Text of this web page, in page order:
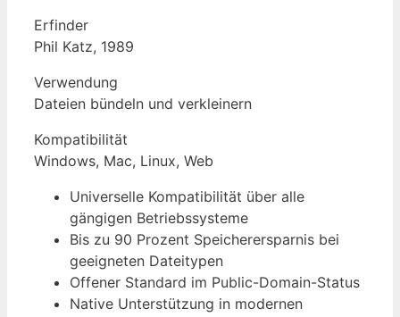
Erfinder
Phil Katz, 1989
Verwendung
Dateien bündeln und verkleinern
Kompatibilität
Windows, Mac, Linux, Web
Universelle Kompatibilität über alle
gängigen Betriebssysteme
Bis zu 90 Prozent Speicherersparnis bei
geeigneten Dateitypen
Offener Standard im Public-Domain-Status
Native Unterstützung in modernen